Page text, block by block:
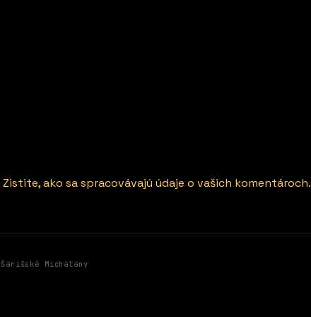
Zistite, ako sa spracovávajú údaje o vašich komentároch.
Michaľany